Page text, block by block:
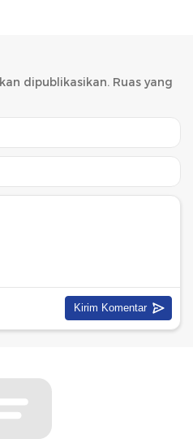
dipublikasikan. Ruas yang